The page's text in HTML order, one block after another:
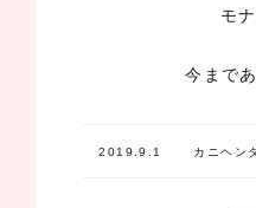
モ
今まで
2019.9.1 カニヘン